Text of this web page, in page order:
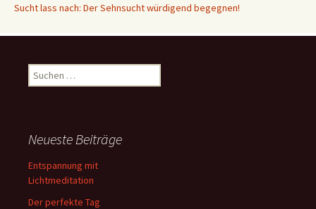
Sucht lass nach: Der Sehnsucht würdigend begegnen!
Suche
nach:
Neueste Beiträge
Entspannung mit
Lichtmeditation
Der perfekte Tag